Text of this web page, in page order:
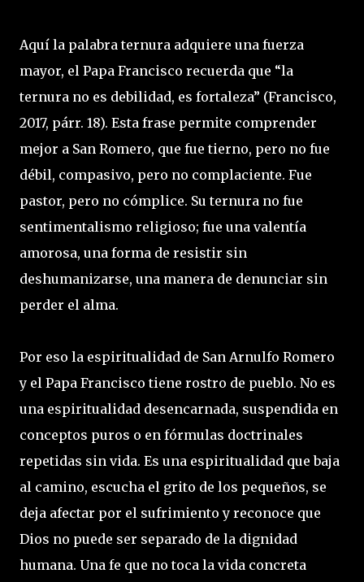
Aquí la palabra ternura adquiere una fuerza
mayor, el Papa Francisco recuerda que “la
ternura no es debilidad, es fortaleza” (Francisco,
2017, párr. 18). Esta frase permite comprender
mejor a San Romero, que fue tierno, pero no fue
débil, compasivo, pero no complaciente. Fue
pastor, pero no cómplice. Su ternura no fue
sentimentalismo religioso; fue una valentía
amorosa, una forma de resistir sin
deshumanizarse, una manera de denunciar sin
perder el alma.
Por eso la espiritualidad de San Arnulfo Romero
y el Papa Francisco tiene rostro de pueblo. No es
una espiritualidad desencarnada, suspendida en
conceptos puros o en fórmulas doctrinales
repetidas sin vida. Es una espiritualidad que baja
al camino, escucha el grito de los pequeños, se
deja afectar por el sufrimiento y reconoce que
Dios no puede ser separado de la dignidad
humana. Una fe que no toca la vida concreta